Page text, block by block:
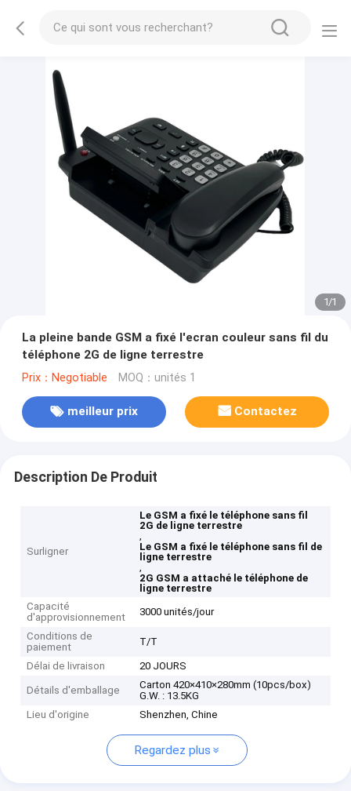
1/1
La pleine bande GSM a fixé l'ecran couleur sans fil du
téléphone 2G de ligne terrestre
Prix：Negotiable MOQ：unités 1
meilleur prix Contactez
Description De Produit
Surligner
Le GSM a fixé le téléphone sans fil
2G de ligne terrestre
,
Le GSM a fixé le téléphone sans fil de
ligne terrestre
,
2G GSM a attaché le téléphone de
ligne terrestre
Capacité
d'approvisionnement
3000 unités/jour
Conditions de
paiement
T/T
Délai de livraison 20 JOURS
Détails d'emballage
Carton 420×410×280mm (10pcs/box)
G.W. : 13.5KG
Lieu d'origine
Shenzhen, Chine
Regardez plus